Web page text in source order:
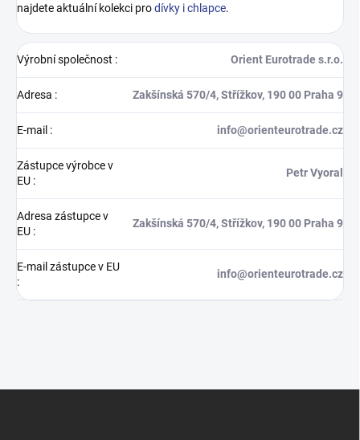
najdete aktuální kolekci prodívky i chlapce.
Výrobní společnost : Orient Eurotrade s.r.o.
Adresa : Zakšínská 570/4, Střížkov, 190 00 Praha 9
E-mail : info@orienteurotrade.cz
Zástupce výrobce v
EU :
Petr Vyoral
Adresa zástupce v
EU :
Zakšínská 570/4, Střížkov, 190 00 Praha 9
E-mail zástupce v EU
:
info@orienteurotrade.cz